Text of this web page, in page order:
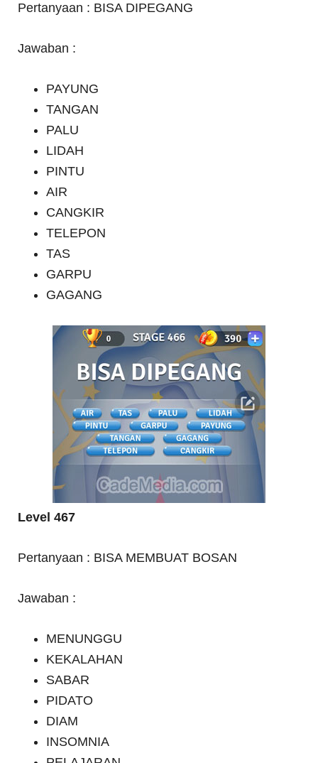
Pertanyaan : BISA DIPEGANG
Jawaban :
PAYUNG
TANGAN
PALU
LIDAH
PINTU
AIR
CANGKIR
TELEPON
TAS
GARPU
GAGANG
Level 467
Pertanyaan : BISA MEMBUAT BOSAN
Jawaban :
MENUNGGU
KEKALAHAN
SABAR
PIDATO
DIAM
INSOMNIA